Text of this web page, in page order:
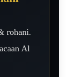
rohani.
Al